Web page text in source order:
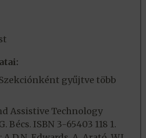
gyűjtve több
Assistive Technology
Bécs. ISBN 3-65403 118 1.